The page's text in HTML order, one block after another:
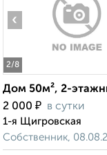
2/8
‹
Дом 50м², 2-
2 000 ₽ в сутки
1-я Щигровская
Собственник,